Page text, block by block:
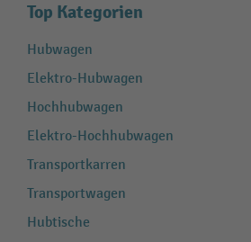
Top Kategorien
Hubwagen
Elektro-Hubwagen
Hochhubwagen
Elektro-Hochhubwagen
Transportkarren
Transportwagen
Hubtische